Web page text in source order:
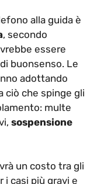
alla guida è
, secondo
essere
buonsenso. Le
adottando
ciò che spinge gli
multe
sospensione
un costo tra gli
i casi più gravi e